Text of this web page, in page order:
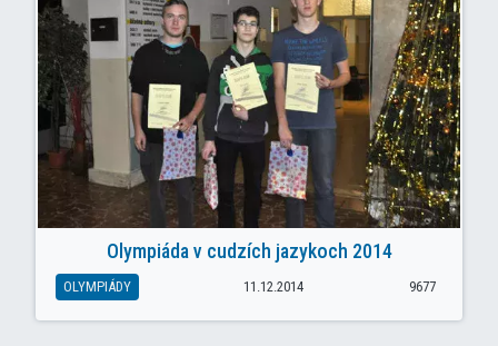
Olympiáda v cudzích jazykoch 2014
OLYMPIÁDY 11.12.2014 9677